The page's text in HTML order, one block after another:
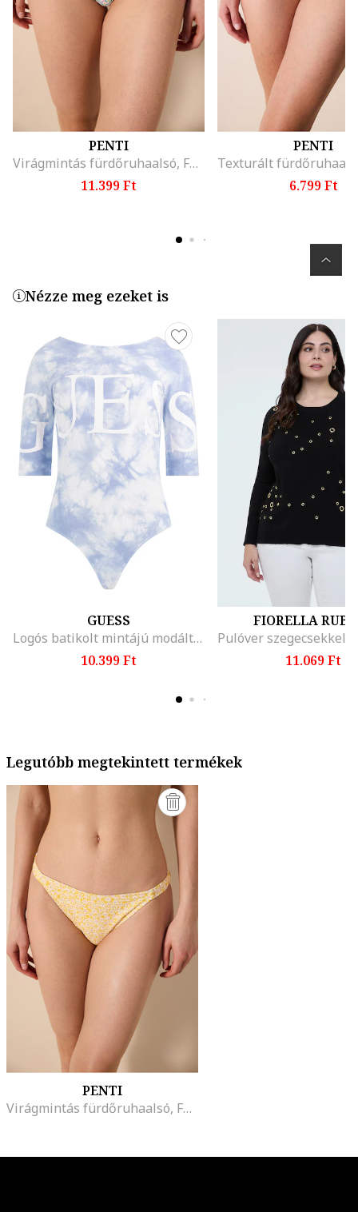
PENTI
Virágmintás fürdőruhaalsó, Fehér/Zöld/Lila
11.399 Ft
PENTI
6.799 Ft
Nézze meg ezeket is
GUESS
Logós batikolt mintájú modáltartalmú body
10.399 Ft
FIORELLA
11.069 Ft
Legutóbb megtekintett termékek
PENTI
Virágmintás fürdőruhaalsó, Fehér/Sárga/Lila